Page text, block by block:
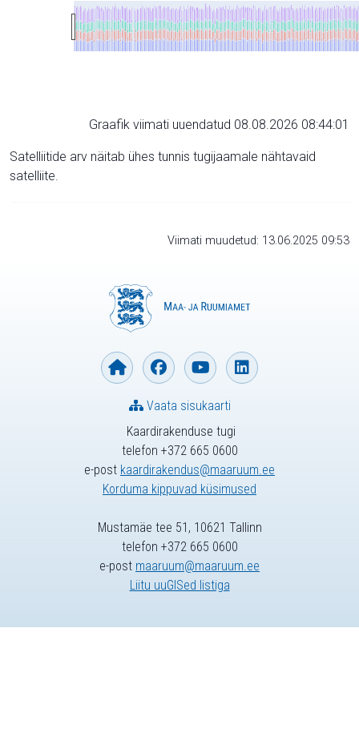
Graafik viimati uuendatud 08.08.2026 08:44:01
Satelliitide arv näitab ühes tunnis tugijaamale nähtavaid
satelliite.
Viimati muudetud: 13.06.2025 09:53
Kaardirakenduse tugi
telefon +372 665 0600
e-post kaardirakendus@maaruum.ee
Korduma kippuvad küsimused
Vaata sisukaarti
Mustamäe tee 51, 10621 Tallinn
telefon +372 665 0600
e-post maaruum@maaruum.ee
Liitu uuGISed listiga